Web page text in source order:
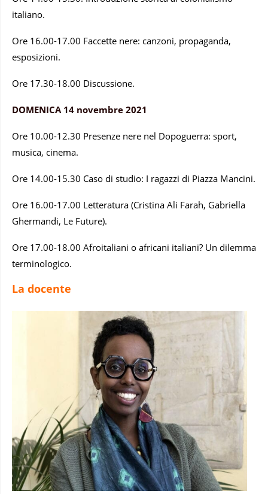
italiano.
Ore 16.00-17.00 Faccette nere: canzoni, propaganda,
esposizioni.
Ore 17.30-18.00 Discussione.
DOMENICA 14 novembre 2021
Ore 10.00-12.30 Presenze nere nel Dopoguerra: sport,
musica, cinema.
Ore 14.00-15.30 Caso di studio: I ragazzi di Piazza Mancini.
Ore 16.00-17.00 Letteratura (Cristina Ali Farah, Gabriella
Ghermandi, Le Future).
Ore 17.00-18.00 Afroitaliani o africani italiani? Un dilemma
terminologico.
La docente